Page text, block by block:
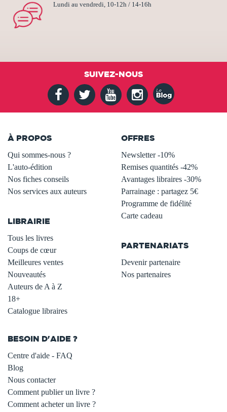
Lundi au vendredi, 10-12h / 14-16h
SUIVEZ-NOUS
À PROPOS
Qui sommes-nous ?
L'auto-édition
Nos fiches conseils
Nos services aux auteurs
LIBRAIRIE
Tous les livres
Coups de cœur
Meilleures ventes
Nouveautés
Auteurs de A à Z
18+
Catalogue libraires
OFFRES
Newsletter -10%
Remises quantités -42%
Avantages libraires -30%
Parrainage : partagez 5€
Programme de fidélité
Carte cadeau
PARTENARIATS
Devenir partenaire
Nos partenaires
BESOIN D'AIDE ?
Centre d'aide - FAQ
Blog
Nous contacter
Comment publier un livre ?
Comment acheter un livre ?